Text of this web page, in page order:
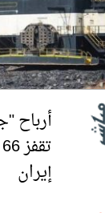
أرباح
إيران